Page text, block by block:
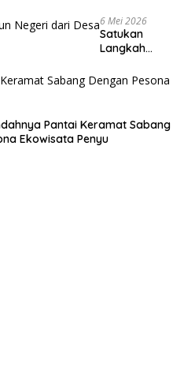
6 Mei 2026
Satukan
Langkah
Negeri dari
Desa
Pantai Keramat Sabang
Ekowisata Penyu